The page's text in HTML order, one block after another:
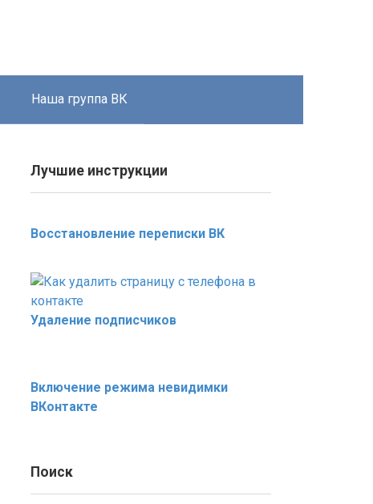
Наша группа ВК
Лучшие инструкции
Восстановление переписки ВК
Удаление подписчиков
Включение режима невидимки
ВКонтакте
Поиск